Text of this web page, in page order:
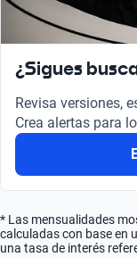
¿Sigues
Revisa versiones,
Crea alertas para
* Las mensualidades
calculadas con base en
una tasa de interés